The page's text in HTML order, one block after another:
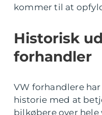
kommer til at
Historisk
forhandler
VW forhandlere
historie med at
bilkøbere over hele